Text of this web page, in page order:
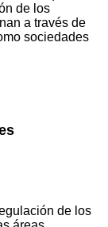
de los
a través de
sociedades
de los